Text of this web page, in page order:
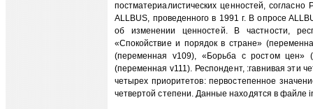
постматериалистических ценностей,
ALLBUS, проведенного в 1991 г. В опpoce
об изменении ценностей. В частности,
«Спокойствие и порядок в стране»
(переменная v109), «Борьба с ростом цен»
(переменная v111). Респондент, :гавнивая эти
четырех приоритетов: первостепенное
четвертой степени. Данные находятся в файле